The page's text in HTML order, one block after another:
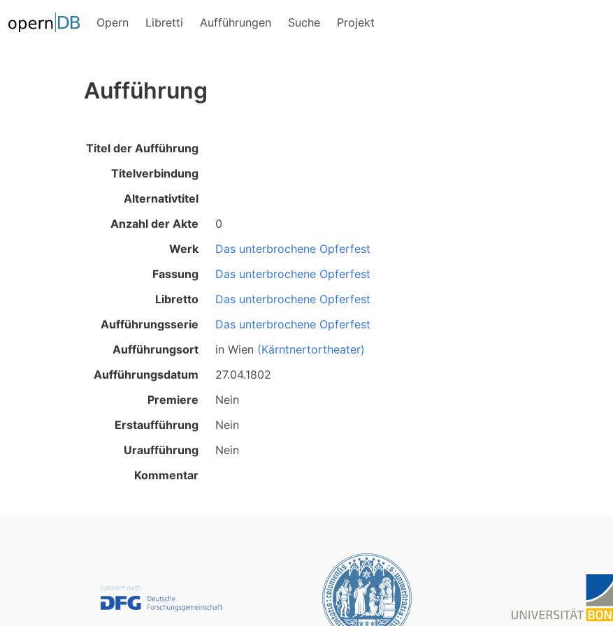
Opern Libretti Aufführungen Suche Projekt
Aufführung
Titel der Aufführung
Titelverbindung
Alternativtitel
Anzahl der Akte
0
Werk
Das unterbrochene Opferfest
Fassung
Das unterbrochene Opferfest
Libretto
Das unterbrochene Opferfest
Aufführungsserie
Das unterbrochene Opferfest
Aufführungsort
in Wien (Kärntnertortheater)
Aufführungsdatum
27.04.1802
Premiere
Nein
Erstaufführung
Nein
Uraufführung
Nein
Kommentar